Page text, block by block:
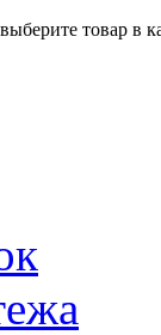
товар в